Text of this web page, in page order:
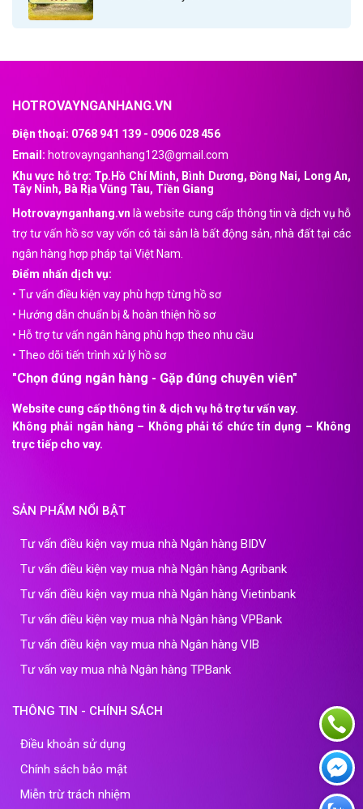
HOTROVAYNGANHANG.VN
Điện thoại: 0768 941 139 - 0906 028 456
Email: hotrovaynganhang123@gmail.com
Khu vực hỗ trợ: Tp.Hồ Chí Minh, Bình Dương, Đồng Nai, Long An,
Tây Ninh, Bà Rịa Vũng Tàu, Tiền Giang
Hotrovaynganhang.vn là website cung cấp thông tin và dịch vụ hỗ
trợ tư vấn hồ sơ vay vốn có tài sản là bất động sản, nhà đất tại các
ngân hàng hợp pháp tại Việt Nam.
Điểm nhấn dịch vụ:
• Tư vấn điều kiện vay phù hợp từng hồ sơ
• Hướng dẫn chuẩn bị & hoàn thiện hồ sơ
• Hỗ trợ tư vấn ngân hàng phù hợp theo nhu cầu
• Theo dõi tiến trình xử lý hồ sơ
"Chọn đúng ngân hàng - Gặp đúng chuyên viên"
Website cung cấp thông tin & dịch vụ hỗ trợ tư vấn vay.
Không phải ngân hàng – Không phải tổ chức tín dụng – Không
trực tiếp cho vay.
SẢN PHẨM NỔI BẬT
Tư vấn điều kiện vay mua nhà Ngân hàng BIDV
Tư vấn điều kiện vay mua nhà Ngân hàng Agribank
Tư vấn điều kiện vay mua nhà Ngân hàng Vietinbank
Tư vấn điều kiện vay mua nhà Ngân hàng VPBank
Tư vấn điều kiện vay mua nhà Ngân hàng VIB
Tư vấn vay mua nhà Ngân hàng TPBank
THÔNG TIN - CHÍNH SÁCH
Điều khoản sử dụng
Chính sách bảo mật
Miễn trừ trách nhiệm